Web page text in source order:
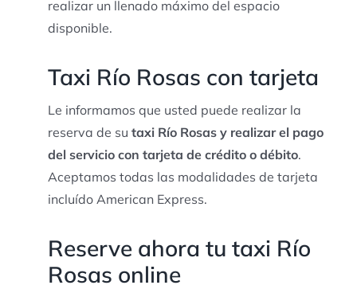
realizar un llenado máximo del espacio
disponible.
Taxi Río Rosas con tarjeta
Le informamos que usted puede realizar la
reserva de su taxi Río Rosas y realizar el pago
del servicio con tarjeta de crédito o débito.
Aceptamos todas las modalidades de tarjeta
incluído American Express.
Reserve ahora tu taxi Río
Rosas online